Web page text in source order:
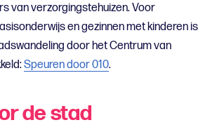
van verzorgingstehuizen. Voor
en gezinnen met kinderen is
door het Centrum van
Speuren door 010.
de stad